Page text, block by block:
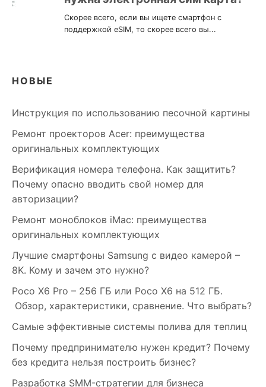
НОВЫЕ
Инструкция по использованию песочной картины
Ремонт проекторов Acer: преимущества
оригинальных комплектующих
Верификация номера телефона. Как защитить?
Почему опасно вводить свой номер для
авторизации?
Ремонт моноблоков iMac: преимущества
оригинальных комплектующих
Лучшие смартфоны Samsung c видео камерой –
8K. Кому и зачем это нужно?
Poco X6 Pro – 256 ГБ или Poco X6 на 512 ГБ.
Обзор, характеристики, сравнение. Что выбрать?
Самые эффективные системы полива для теплиц
Почему предпринимателю нужен кредит? Почему
без кредита нельзя построить бизнес?
Разработка SMM-стратегии для бизнеса